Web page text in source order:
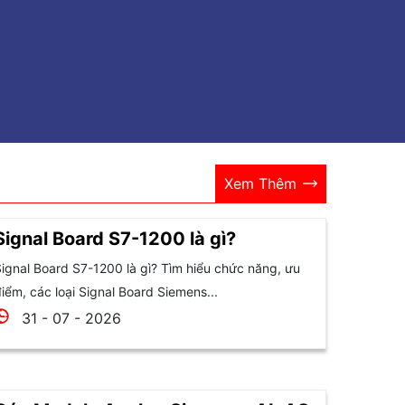
Xem Thêm
Board S7-1200 là gì?
Board S7-1200 là gì? Tìm hiểu chức năng, ưu
các loại Signal Board Siemens...
31 - 07 - 2026